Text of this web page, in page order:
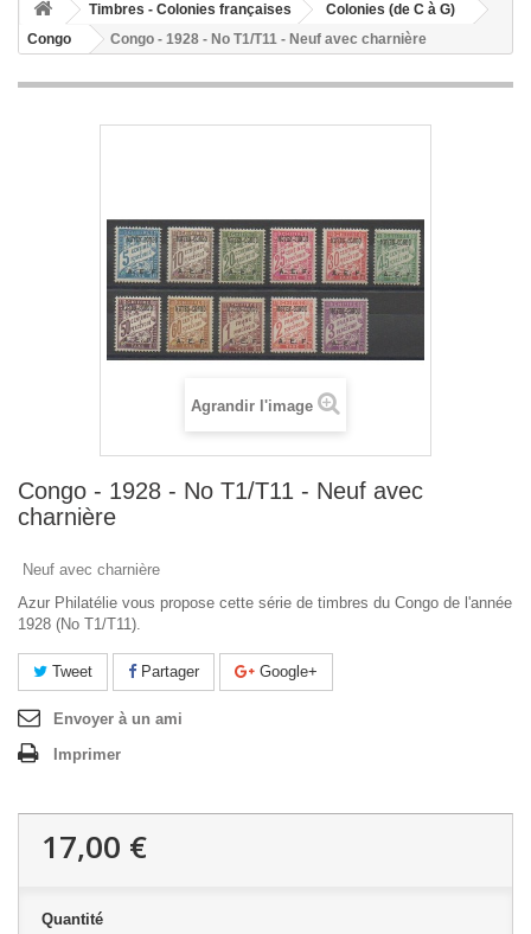
Timbres - Colonies françaises
Colonies (de C à G)
Congo
Congo - 1928 - No T1/T11 - Neuf avec charnière
Agrandir l'image
Congo - 1928 - No T1/T11 - Neuf avec
charnière
Neuf avec charnière
Azur Philatélie vous propose cette série de timbres du Congo de l'année
1928 (No T1/T11).
Tweet Partager Google+
Envoyer à un ami
Imprimer
17,00 €
Quantité